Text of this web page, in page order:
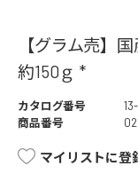
【グラム売】
約150ｇ *
カタログ番号
商品番号
マイリストに登